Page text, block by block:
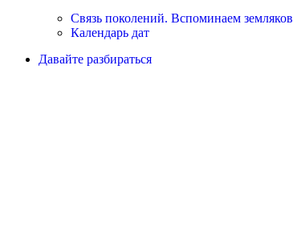
Связь поколений. Вспоминаем земляков
Календарь дат
Давайте разбираться